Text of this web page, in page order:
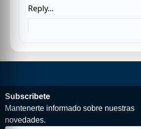
Subscribete
Mantenerte informado sobre nuestras
novedades.